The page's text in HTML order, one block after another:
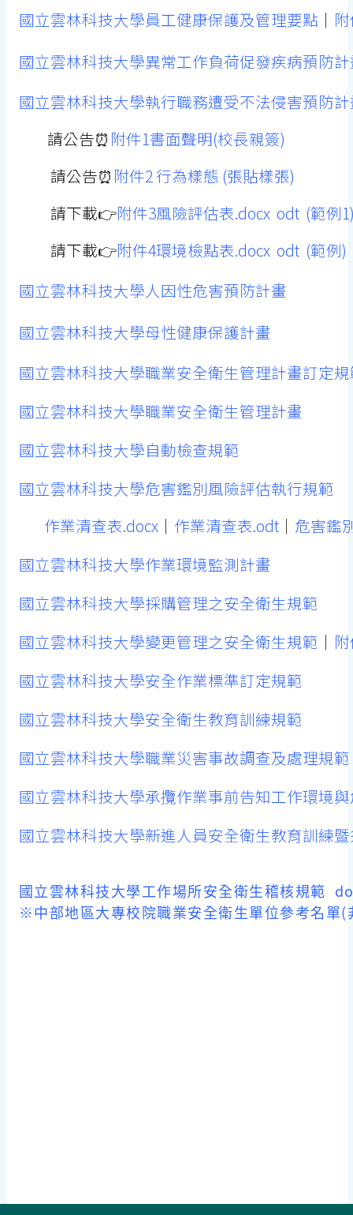
國立雲林科技大學員工健康保護及管理要點 ｜
國立雲林科技大學異常工作負荷促發疾病預防
國立雲林科技大學執行職務遭受不法侵害預防
請公告⏰ 附件1書面聲明(校長親簽)
請公告⏰ 附件2 行為樣態 (張貼樣張)
請下載👉附件3風險評估表.docx odt (範例
請下載👉附件4環境檢點表.docx odt (範例)
國立雲林科技大學人因性危害預防計畫
國立雲林科技大學母性健康保護計畫
國立雲林科技大學職業安全衛生管理計畫訂定
國立雲林科技大學職業安全衛生管理計畫
國立雲林科技大學自動檢查規範
國立雲林科技大學危害鑑別風險評估執行規範
作業清查表.docx｜ 作業清查表.odt｜ 危害鑑
國立雲林科技大學作業環境監測計畫
國立雲林科技大學採購管理之安全衛生規範
國立雲林科技大學變更管理之安全衛生規範 ｜
國立雲林科技大學安全作業標準訂定規範
國立雲林科技大學安全衛生教育訓練規範
國立雲林科技大學職業災害事故調查及處理規範
國立雲林科技大學承攬作業事前告知工作環境
國立雲林科技大學新進人員安全衛生教育訓練
國立雲林科技大學工作場所安全衛生稽核規範
※中部地區大專校院職業安全衛生單位參考名單(